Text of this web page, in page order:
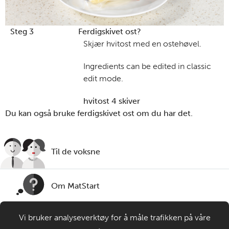
Steg 3
Skjær hvitost med en ostehøvel.
Ingredients can be edited in classic
edit mode.
hvitost 4 skiver
Ferdigskivet ost?
Du kan også bruke ferdigskivet ost om du har det.
Til de voksne
Om MatStart
Kontakt oss
Vi bruker analyseverktøy for å måle trafikken på våre